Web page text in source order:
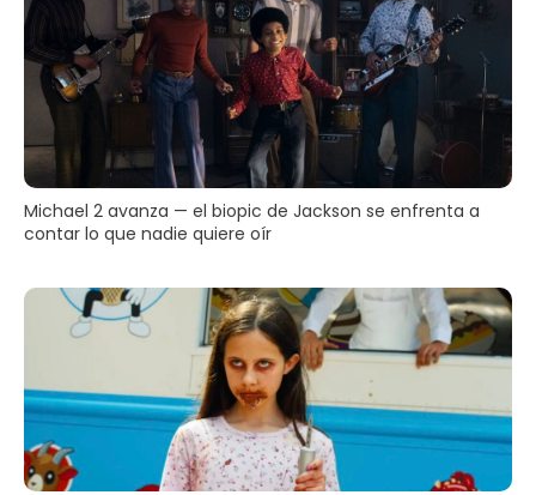
Michael 2 avanza — el biopic de Jackson se enfrenta a
contar lo que nadie quiere oír